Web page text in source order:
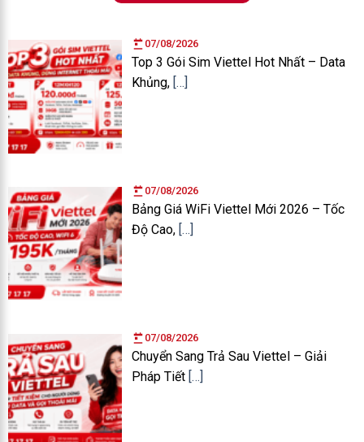
07/08/2026
Top 3 Gói Sim Viettel Hot Nhất – Data
Khủng, […]
07/08/2026
Bảng Giá WiFi Viettel Mới 2026 – Tốc
Độ Cao, […]
07/08/2026
Chuyển Sang Trả Sau Viettel – Giải
Pháp Tiết […]